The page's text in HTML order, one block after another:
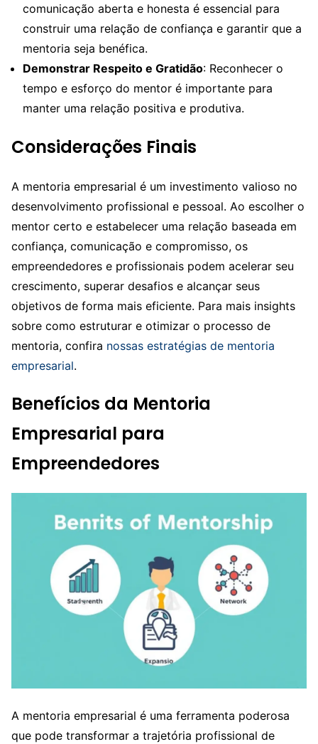
comunicação aberta e honesta é essencial para
construir uma relação de confiança e garantir que a
mentoria seja benéfica.
Demonstrar Respeito e Gratidão: Reconhecer o
tempo e esforço do mentor é importante para
manter uma relação positiva e produtiva.
Considerações Finais
A mentoria empresarial é um investimento valioso no
desenvolvimento profissional e pessoal. Ao escolher o
mentor certo e estabelecer uma relação baseada em
confiança, comunicação e compromisso, os
empreendedores e profissionais podem acelerar seu
crescimento, superar desafios e alcançar seus
objetivos de forma mais eficiente. Para mais insights
sobre como estruturar e otimizar o processo de
mentoria, confira nossas estratégias de mentoria
empresarial.
Benefícios da Mentoria
Empresarial para
Empreendedores
A mentoria empresarial é uma ferramenta poderosa
que pode transformar a trajetória profissional de